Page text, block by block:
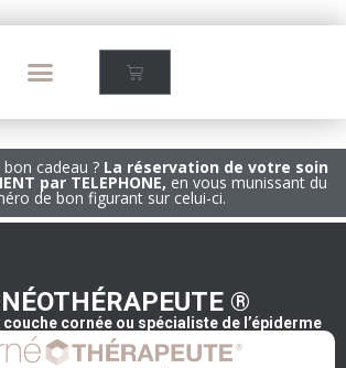
cadeau ? La réservation de votre soin
par TELEPHONE, en vous munissant du
de bon figurant sur celui-ci.
®
cornée ou spécialiste de l’épiderme